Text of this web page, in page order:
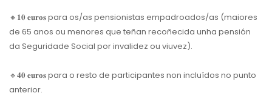
🔸 𝟏𝟎 𝐞𝐮𝐫𝐨𝐬 para os/as pensionistas empadroados/as (maiores
de 65 anos ou menores que teñan recoñecida unha pensión
da Seguridade Social por invalidez ou viuvez).
🔹𝟒𝟎 𝐞𝐮𝐫𝐨𝐬 para o resto de participantes non incluídos no punto
anterior.